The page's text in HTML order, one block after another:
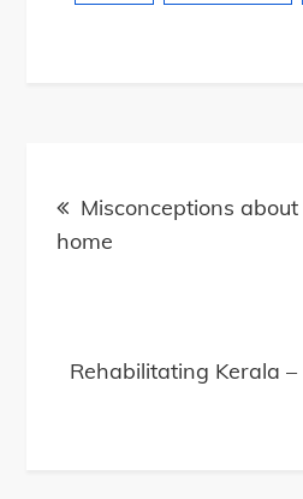
Post
navigation
Misconceptions
home
Rehabilitating Kerala –